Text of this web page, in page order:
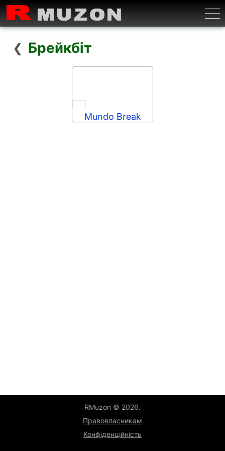
❮ Брейкбіт
Mundo Break
RMuzon © 2026.
Правовласникам
Конфіденційність